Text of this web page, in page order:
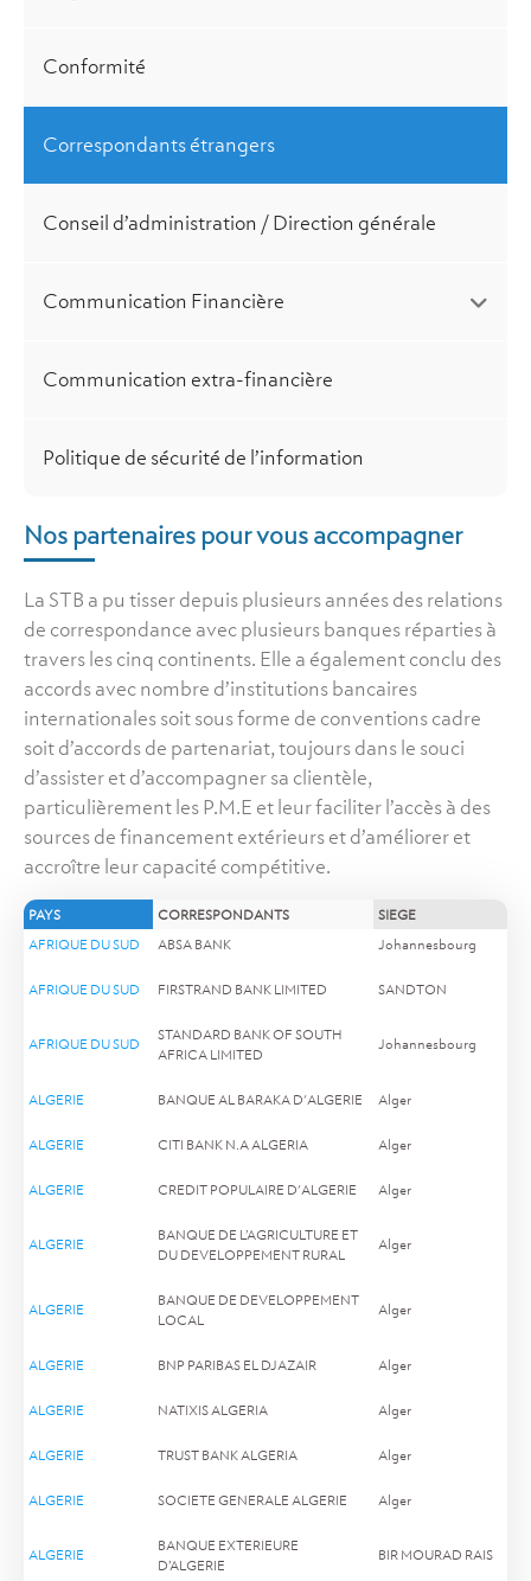
Conformité
Correspondants étrangers
Conseil d’administration / Direction générale
Communication Financière
Communication extra-financière
Politique de sécurité de l’information
Nos partenaires pour vous accompagner
La STB a pu tisser depuis plusieurs années des relations
de correspondance avec plusieurs banques réparties à
travers les cinq continents. Elle a également conclu des
accords avec nombre d’institutions bancaires
internationales soit sous forme de conventions cadre
soit d’accords de partenariat, toujours dans le souci
d’assister et d’accompagner sa clientèle,
particulièrement les P.M.E et leur faciliter l’accès à des
sources de financement extérieurs et d’améliorer et
accroître leur capacité compétitive.
PAYS CORRESPONDANTS
SIEGE
AFRIQUE DU SUD
ABSA BANK Johannesbourg
AFRIQUE DU SUD FIRSTRAND BANK LIMITED SANDTON
AFRIQUE DU SUD
STANDARD BANK OF SOUTH
AFRICA LIMITED
Johannesbourg
ALGERIE BANQUE AL BARAKA D'ALGERIE Alger
ALGERIE CITI BANK N.A ALGERIA Alger
ALGERIE CREDIT POPULAIRE D'ALGERIE Alger
ALGERIE
BANQUE DE L’AGRICULTURE ET
DU DEVELOPPEMENT RURAL
Alger
ALGERIE
BANQUE DE DEVELOPPEMENT
LOCAL
Alger
ALGERIE BNP PARIBAS EL DJAZAIR Alger
ALGERIE NATIXIS ALGERIA Alger
ALGERIE TRUST BANK ALGERIA Alger
ALGERIE SOCIETE GENERALE ALGERIE Alger
ALGERIE
BANQUE EXTERIEURE
D’ALGERIE
BIR MOURAD RAIS